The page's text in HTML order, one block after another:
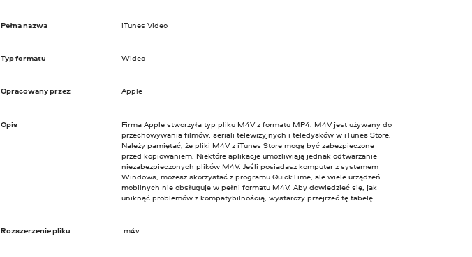
Pełna nazwa iTunes Video
Typ formatu Wideo
Opracowany przez Apple
Opis
Firma Apple stworzyła typ pliku M4V z formatu MP4. M4V jest używany do
przechowywania filmów, seriali telewizyjnych i teledysków w iTunes Store.
Należy pamiętać, że pliki M4V z iTunes Store mogą być zabezpieczone
przed kopiowaniem. Niektóre aplikacje umożliwiają jednak odtwarzanie
niezabezpieczonych plików M4V. Jeśli posiadasz komputer z systemem
Windows, możesz skorzystać z programu QuickTime, ale wiele urządzeń
mobilnych nie obsługuje w pełni formatu M4V. Aby dowiedzieć się, jak
uniknąć problemów z kompatybilnością, wystarczy przejrzeć tę tabelę.
Rozszerzenie pliku .m4v